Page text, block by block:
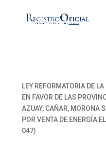
LEY REFORMATORIA DE
EN FAVOR DE LAS
AZUAY, CAÑAR, MORONA
POR VENTA DE ENERGÍA
047)